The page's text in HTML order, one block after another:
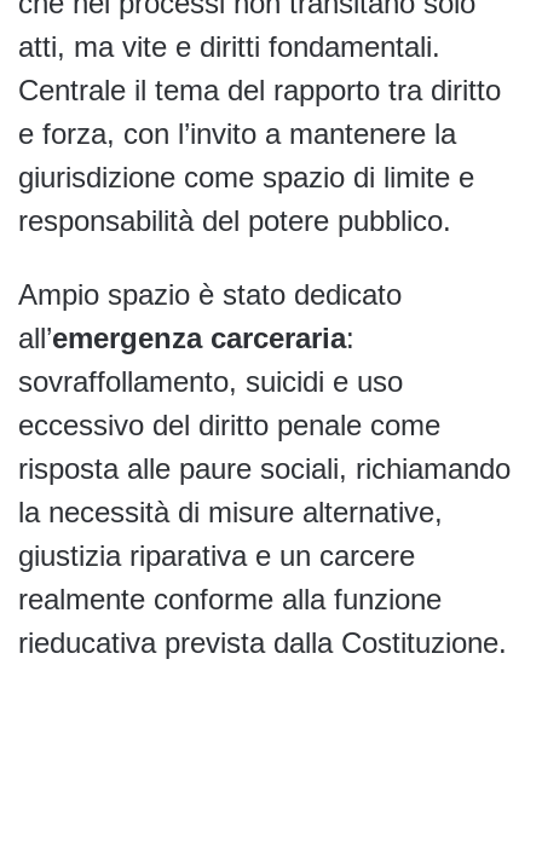
atti, ma vite e diritti fondamentali.
Centrale il tema del rapporto tra diritto
e forza, con l’invito a mantenere la
giurisdizione come spazio di limite e
responsabilità del potere pubblico.
Ampio spazio è stato dedicato
all’emergenza carceraria:
sovraffollamento, suicidi e uso
eccessivo del diritto penale come
risposta alle paure sociali, richiamando
la necessità di misure alternative,
giustizia riparativa e un carcere
realmente conforme alla funzione
rieducativa prevista dalla Costituzione.